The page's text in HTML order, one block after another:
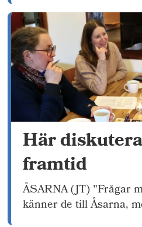
Här
framtid
ÅSARNA (JT) "Frågar
känner de till Åsarna,